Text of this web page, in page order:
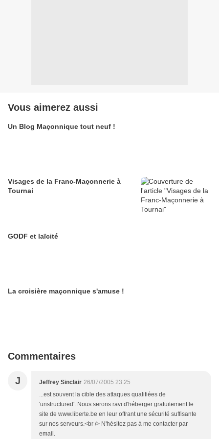
Vous aimerez aussi
Un Blog Maçonnique tout neuf !
Visages de la Franc-Maçonnerie à
Tournai
GODF et laïcité
La croisière maçonnique s'amuse !
Commentaires
J Jeffrey Sinclair 26/07/2005 23:25
...est souvent la cible des attaques qualifiées de
'unstructured'. Nous serons ravi d'héberger gratuitement le
site de www.liberte.be en leur offrant une sécurité suffisante
sur nos serveurs.<br /> N'hésitez pas à me contacter par
email.